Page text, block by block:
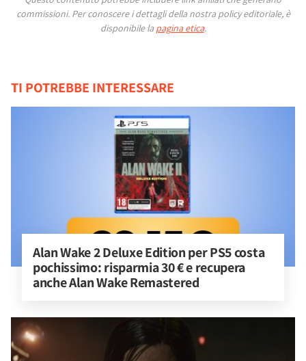
commissioni. Per conoscere i dettagli della nostra policy editoriale, è
disponibile la pagina etica.
TI POTREBBE INTERESSARE
Alan Wake 2 Deluxe Edition per PS5 costa
pochissimo: risparmia 30 € e recupera
anche Alan Wake Remastered